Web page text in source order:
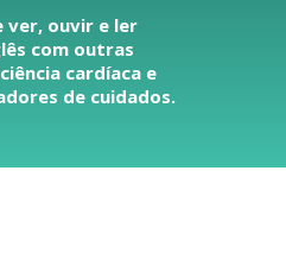
ver, ouvir e ler
com outras
cardíaca e
de cuidados.